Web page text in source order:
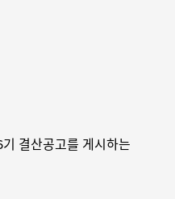
결산공고를 게시하는